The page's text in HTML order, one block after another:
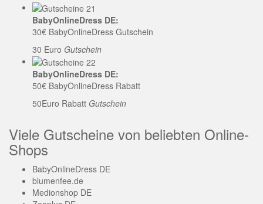
BabyOnlineDress DE:
30€ BabyOnlineDress Gutschein
30 Euro Gutschein
BabyOnlineDress DE:
50€ BabyOnlineDress Rabatt
50Euro Rabatt Gutschein
Viele Gutscheine von beliebten Online-
Shops
BabyOnlineDress DE
blumenfee.de
Medionshop DE